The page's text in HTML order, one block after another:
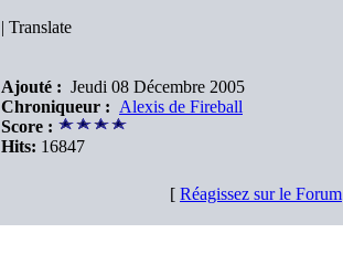
| Translate
Ajouté : Jeudi 08 Décembre 2005
Chroniqueur : Alexis de Fireball
Score :
Hits: 16847
[ Réagissez sur le Forum